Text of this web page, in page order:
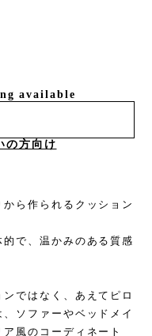
available
の方向け
ら作られるクッション
で、温かみのある質感
ではなく、あえてピロ
ソファーやベッドメイ
風のコーディネート